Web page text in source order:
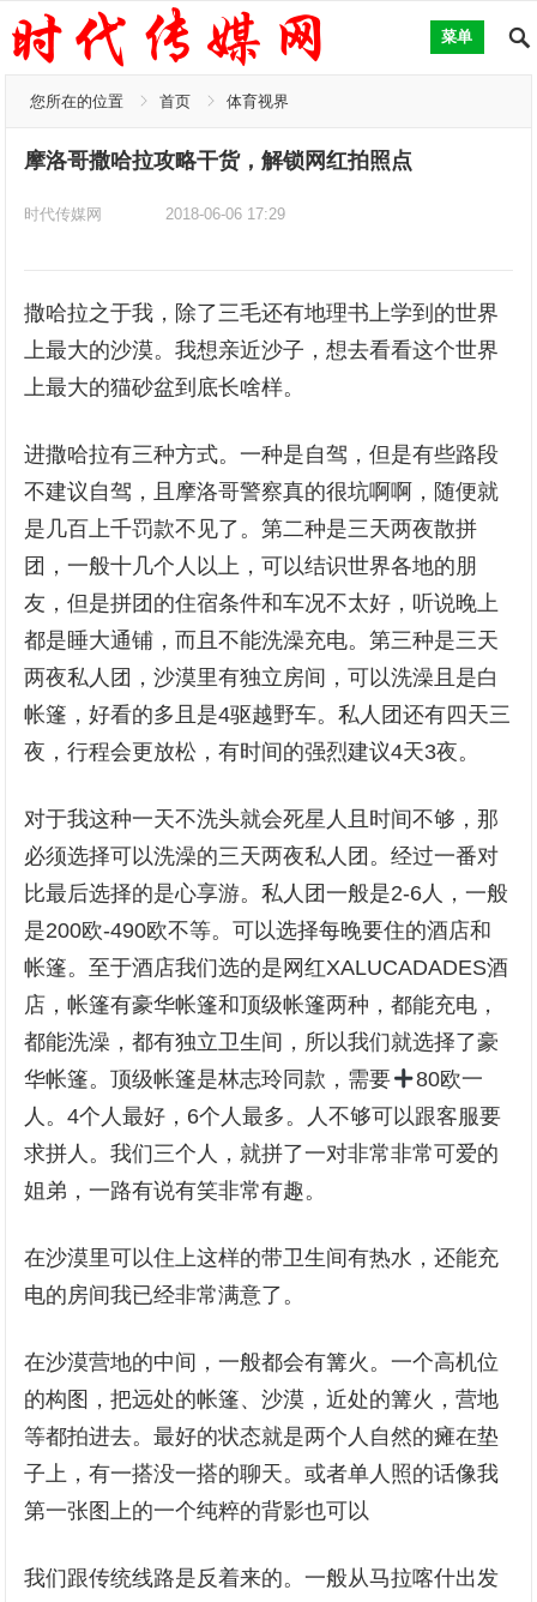
菜单
您所在的位置 首页 体育视界
摩洛哥撒哈拉攻略干货，解锁网红拍照点
时代传媒网 2018-06-06 17:29
撒哈拉之于我，除了三毛还有地理书上学到的世界
上最大的沙漠。我想亲近沙子，想去看看这个世界
上最大的猫砂盆到底长啥样。
进撒哈拉有三种方式。一种是自驾，但是有些路段
不建议自驾，且摩洛哥警察真的很坑啊啊，随便就
是几百上千罚款不见了。第二种是三天两夜散拼
团，一般十几个人以上，可以结识世界各地的朋
友，但是拼团的住宿条件和车况不太好，听说晚上
都是睡大通铺，而且不能洗澡充电。第三种是三天
两夜私人团，沙漠里有独立房间，可以洗澡且是白
帐篷，好看的多且是4驱越野车。私人团还有四天三
夜，行程会更放松，有时间的强烈建议4天3夜。
对于我这种一天不洗头就会死星人且时间不够，那
必须选择可以洗澡的三天两夜私人团。经过一番对
比最后选择的是心享游。私人团一般是2-6人，一般
是200欧-490欧不等。可以选择每晚要住的酒店和
帐篷。至于酒店我们选的是网红XALUCADADES酒
店，帐篷有豪华帐篷和顶级帐篷两种，都能充电，
都能洗澡，都有独立卫生间，所以我们就选择了豪
华帐篷。顶级帐篷是林志玲同款，需要
80欧一
人。4个人最好，6个人最多。人不够可以跟客服要
求拼人。我们三个人，就拼了一对非常非常可爱的
姐弟，一路有说有笑非常有趣。
在沙漠里可以住上这样的带卫生间有热水，还能充
电的房间我已经非常满意了。
在沙漠营地的中间，一般都会有篝火。一个高机位
的构图，把远处的帐篷、沙漠，近处的篝火，营地
等都拍进去。最好的状态就是两个人自然的瘫在垫
子上，有一搭没一搭的聊天。或者单人照的话像我
第一张图上的一个纯粹的背影也可以
我们跟传统线路是反着来的。一般从马拉喀什出发